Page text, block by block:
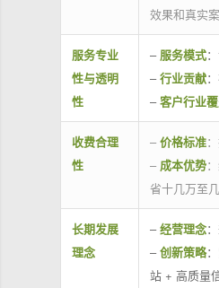
效果和真实
服务专业
性与透明
性
– 服务模式
–行业贡献
–客户行业
收费合理
性
– 价格标准
– 成本优势
省十几万至
长期发展
理念
–经营理念
–创新策略
站 + 高质量